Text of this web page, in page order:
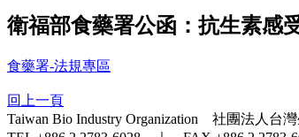
衛福部食藥署公函：抗生素感
食藥署-法規專區
回上一頁
Taiwan Bio Industry Organization 社團法人台